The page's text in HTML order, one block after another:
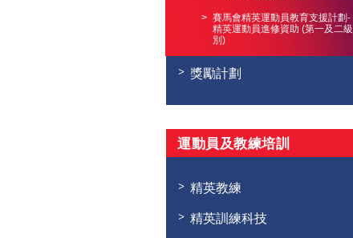
賽馬會精英運動員教育支援計劃-
精英運動員進修資助 (第一及二級
別)
獎勵計劃
運動員及教練培訓
精英教練
精英訓練科技